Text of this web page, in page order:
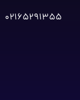
02165291355